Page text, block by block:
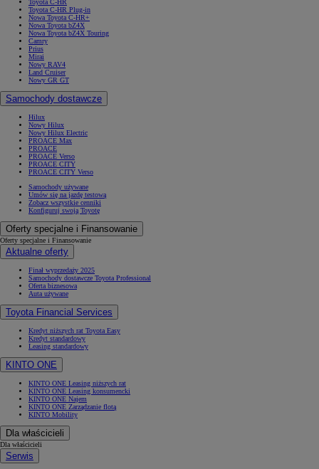
Toyota C-HR Plug-in
Nowa Toyota C-HR+
Nowa Toyota bZ4X
Nowa Toyota bZ4X Touring
Camry
Prius
Mirai
Nowy RAV4
Land Cruiser
Nowy GR GT
Samochody dostawcze
Hilux
Nowy Hilux
Nowy Hilux Electric
PROACE Max
PROACE
PROACE Verso
PROACE CITY
PROACE CITY Verso
Samochody używane
Umów się na jazdę testową
Zobacz wszystkie cenniki
Konfiguruj swoją Toyotę
Oferty specjalne i Finansowanie
Oferty specjalne i Finansowanie
Aktualne oferty
Finał wyprzedaży 2025
Samochody dostawcze Toyota Professional
Oferta biznesowa
Auta używane
Toyota Financial Services
Kredyt niższych rat Toyota Easy
Kredyt standardowy
Leasing standardowy
KINTO ONE
KINTO ONE Leasing niższych rat
KINTO ONE Leasing konsumencki
KINTO ONE Najem
KINTO ONE Zarządzanie flotą
KINTO Mobility
Dla właścicieli
Dla właścicieli
Serwis